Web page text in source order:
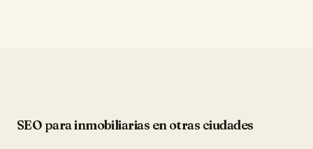
SEO parainmobiliarias en otras ciudades